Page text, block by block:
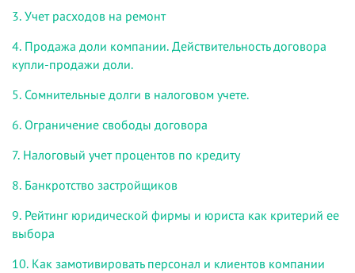
3. Учет расходов на ремонт
4. Продажа доли компании. Действительность договора
купли-продажи доли.
5. Сомнительные долги в налоговом учете.
6. Ограничение свободы договора
7. Налоговый учет процентов по кредиту
8. Банкротство застройщиков
9. Рейтинг юридической фирмы и юриста как критерий ее
выбора
10. Как замотивировать персонал и клиентов компании